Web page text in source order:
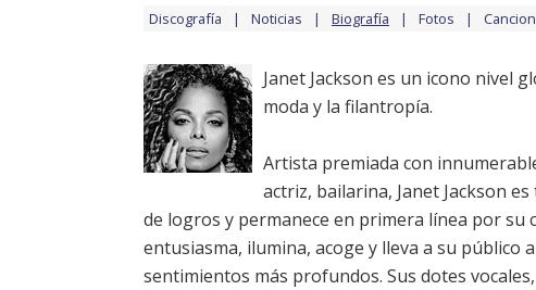
Discografía Noticias Biografía Fotos
Janet Jackson es un icono nivel
moda y la filantropía.
Artista premiada con
actriz, bailarina, Janet Jackson
de logros y permanece en primera línea por su
entusiasma, ilumina, acoge y lleva a su
sentimientos más profundos. Sus dotes